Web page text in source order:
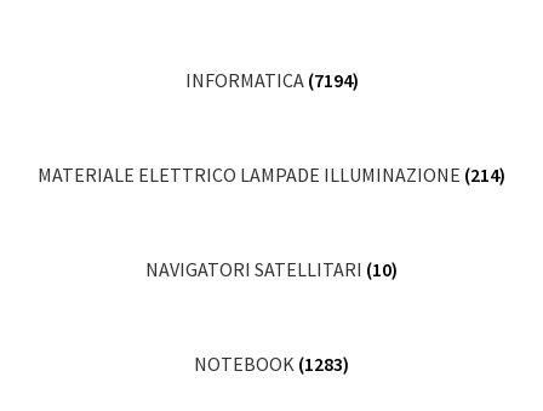
INFORMATICA (7194)
MATERIALE ELETTRICO LAMPADE ILLUMINAZIONE (214)
NAVIGATORI SATELLITARI (10)
NOTEBOOK (1283)